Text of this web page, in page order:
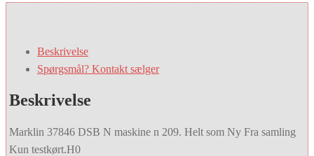
Beskrivelse
Spørgsmål? Kontakt sælger
Beskrivelse
Marklin 37846 DSB N maskine n 209. Helt som Ny Fra samling
Kun testkørt.H0